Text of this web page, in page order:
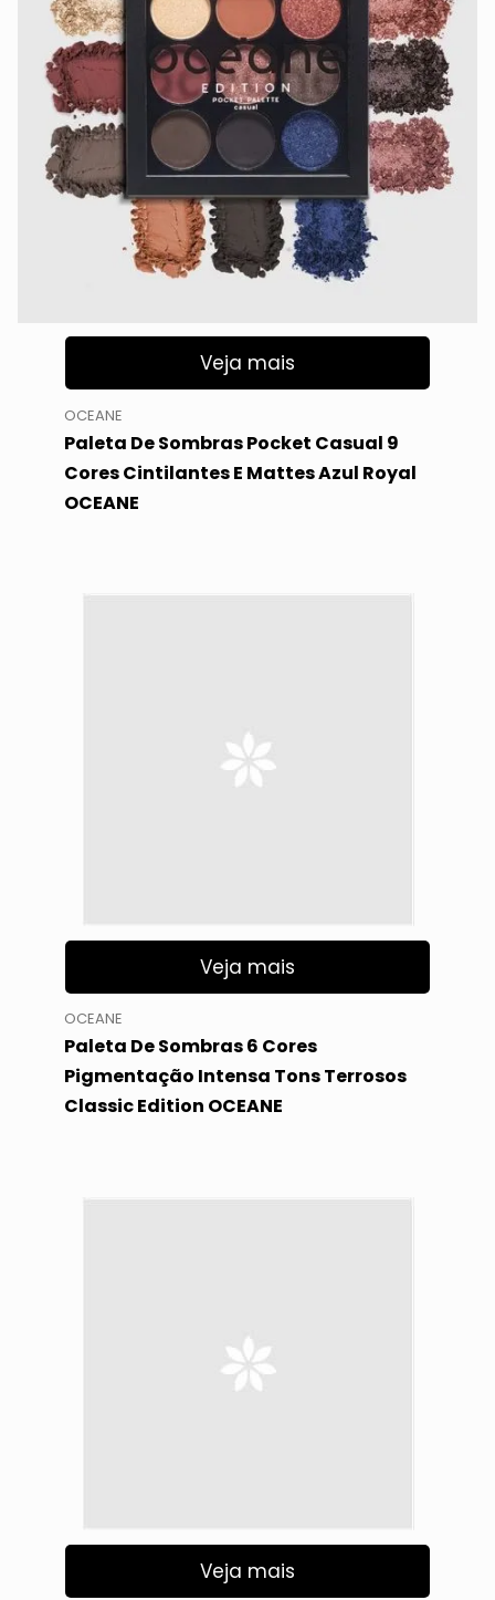
Veja mais
OCEANE
Paleta De Sombras Pocket Casual 9
Cores Cintilantes E Mattes Azul Royal
OCEANE
Veja mais
OCEANE
Paleta De Sombras 6 Cores
Pigmentação Intensa Tons Terrosos
Classic Edition OCEANE
Veja mais